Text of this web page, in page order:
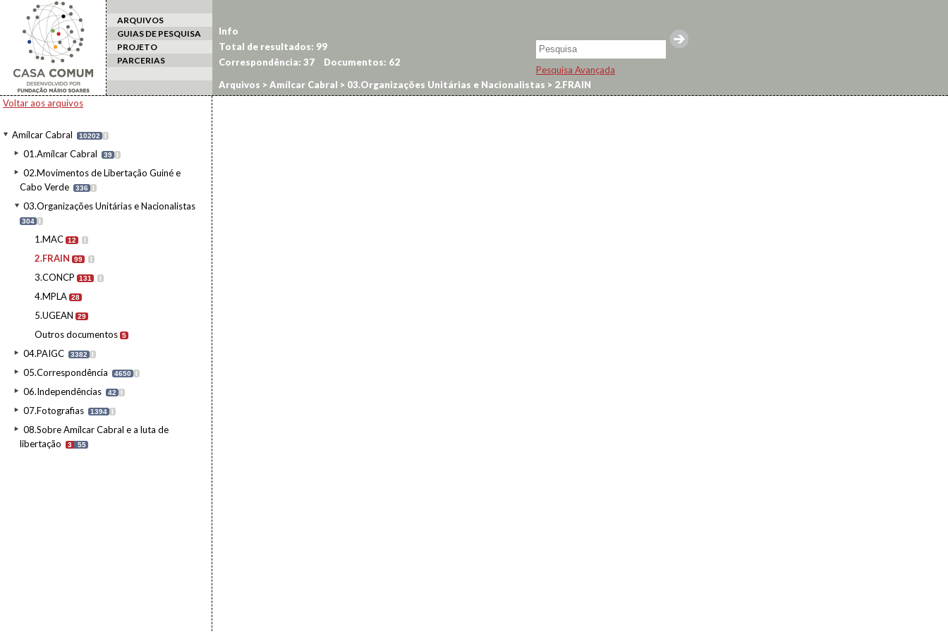
ARQUIVOS
GUIAS DE PESQUISA
PROJETO
PARCERIAS
Pesquisa Avançada
Voltar aos arquivos
Amílcar Cabral 10202 I
01.Amílcar Cabral 39 I
02.Movimentos de Libertação Guiné e
Cabo Verde
336 I
03.Organizações Unitárias e Nacionalistas
304 I
1.MAC 12 I
2.FRAIN 99 I
3.CONCP 131 I
4.MPLA 28
5.UGEAN 29
Outros documentos 5
04.PAIGC 3382 I
05.Correspondência 4650 I
06.Independências 42 I
07.Fotografias 1394 I
08.Sobre Amílcar Cabral e a luta de
libertação
3 55
Info
Total de resultados: 99
Correspondência: 37 Documentos: 62
Arquivos >Amílcar Cabral > 03.Organizações Unitárias e Nacionalistas > 2.FRAIN